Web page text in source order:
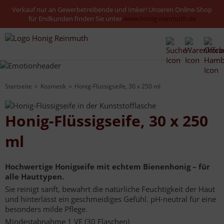
Verkauf nur an Gewerbetreibende und Imker! Unseren Online-Shop
für Endkunden finden Sie unter www.honig-reinmuth.de
Startseite Kosmetik Honig-Flüssigseife, 30 x 250 ml
Honig-Flüssigseife, 30 x 250
ml
Hochwertige Honigseife mit echtem Bienenhonig – für
alle Hauttypen.
Sie reinigt sanft, bewahrt die natürliche Feuchtigkeit der Haut
und hinterlässt ein geschmeidiges Gefühl. pH-neutral für eine
besonders milde Pflege.
Mindestabnahme 1 VE (30 Flaschen)